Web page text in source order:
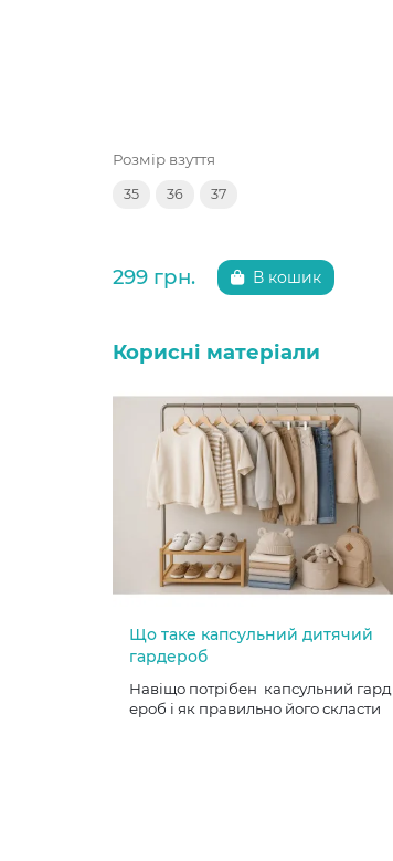
Розмір взуття
35 36 37
299 грн. В кошик
Корисні матеріали
Що таке капсульний дитячий
гардероб
Навіщо потрібен капсульний гард
ероб і як правильно його скласти